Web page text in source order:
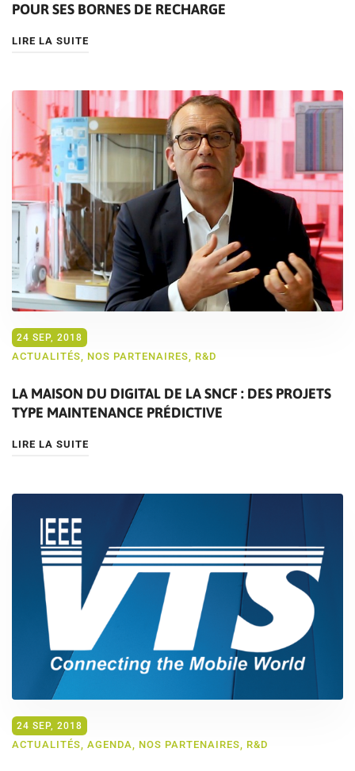
POUR SES BORNES DE RECHARGE
LIRE LA SUITE
24 SEP, 2018
ACTUALITÉS NOS PARTENAIRES R&D
LA MAISON DU DIGITAL DE LA SNCF : DES PROJETS
TYPE MAINTENANCE PRÉDICTIVE
LIRE LA SUITE
24 SEP, 2018
ACTUALITÉS AGENDA NOS PARTENAIRES R&D